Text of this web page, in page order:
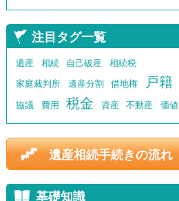
注目タグ一覧
遺産 相続 自己破産
相続税
家庭裁判所
遺産分割 借地権 戸籍
協議 費用 税金 資産 不動産 価値
遺産相続手続きの流れ
基礎知識